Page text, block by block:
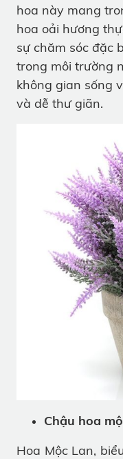
hoa này mang
hoa oải hương
sự chăm sóc đặc
trong môi trường
không gian sống
và dễ thư giãn.
Chậu hoa
Hoa Mộc Lan,